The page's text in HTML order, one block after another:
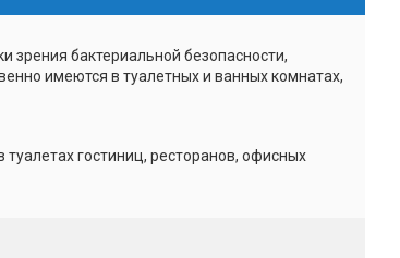
зрения бактериальной безопасности,
имеются в туалетных и ванных комнатах,
гостиниц, ресторанов, офисных